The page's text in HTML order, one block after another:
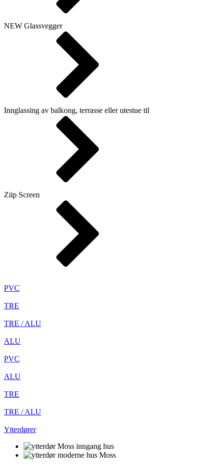
NEW Glassvegger
Innglassing av balkong, terrasse eller utestue til
Ziip Screen
PVC
TRE
TRE / ALU
ALU
PVC
ALU
TRE
TRE / ALU
Ytterdører